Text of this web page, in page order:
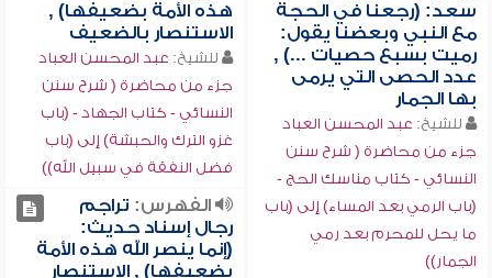
سعد: (رجعنا في الحجة
مع النبي وبعضنا يقول:
رميت بسبع حصيات ...) ,
عدد الحصى التي يرمى
بها الجمار
للشيخ: عبد المحسن العباد
جزء من محاضرة ( شرح سنن
النسائي - كتاب مناسك الحج -
(باب الرمي بعد المساء) إلى (باب
ما يحل للمحرم بعد رمي
الجمار))
هذه الأمة بضعيفها) ,
الاستنصار بالضعيف
للشيخ: عبد المحسن العباد
جزء من محاضرة ( شرح سنن
النسائي - كتاب الجهاد - (باب
غزو الترك والحبشة) إلى (باب
فضل النفقة في سبيل الله))
الفهرس: تراجم
رجال إسناد حديث:
(إنما ينصر الله هذه الأمة
بضعيفها) , الاستنصار